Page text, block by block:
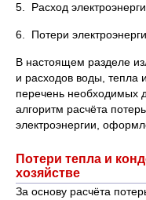
5. Расход
6. Потери
В настоящем разделе
и расходов воды, тепла
перечень необходимых
алгоритм расчёта
электроэнергии,
Потери тепла и
хозяйстве
За основу расчёта